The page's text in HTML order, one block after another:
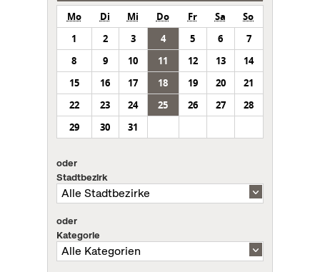
Mo Di Mi Do Fr Sa
So
1
2 3 4 5 6
7
8
9 10 11 12 13
14
15
16 17 18 19 20
21
22
23 24 25 26 27
28
29
30 31
oder
Stadtbezirk
oder
Kategorie